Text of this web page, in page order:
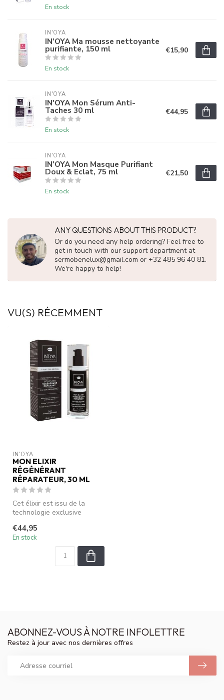
En stock
IN'OYA
IN'OYA Ma mousse nettoyante
purifiante, 150 ml
En stock
€15,90
IN'OYA
IN'OYA Mon Sérum Anti-
Taches 30 ml
En stock
€44,95
IN'OYA
IN'OYA Mon Masque Purifiant
Doux & Eclat, 75 ml
En stock
€21,50
ANY QUESTIONS ABOUT THIS PRODUCT?
Or do you need any help ordering? Feel free to
get in touch with our support department at
sermobenelux@gmail.com or +32 485 96 40 81.
We're happy to help!
VU(S) RÉCEMMENT
IN'OYA
MON ELIXIR
RÉGÉNÉRANT
RÉPARATEUR, 30 ML
Cet élixir est issu de la
technologie exclusive
assoc...
€44,95
En stock
ABONNEZ-VOUS À NOTRE INFOLETTRE
Restez à jour avec nos dernières offres